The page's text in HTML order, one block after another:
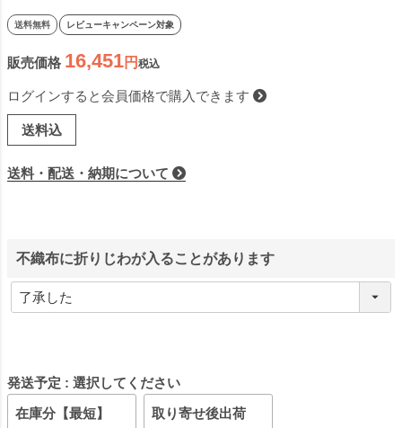
え はりかえ 難燃 飲食店に
送料無料 レビューキャンペーン対象
販売価格 16,451 税込
ログインすると会員価格で購入できます
送料込
送料・配送・納期について
不織布に折りじわが入ることがあります
発送予定
選択してください
在庫分【最短】
取り寄せ後出荷